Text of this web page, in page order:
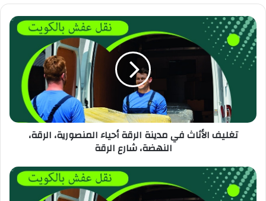
تغليف الأثاث في مدينة الرقة أحياء المنصورية، الرقة،
النهضة، شارع الرقة